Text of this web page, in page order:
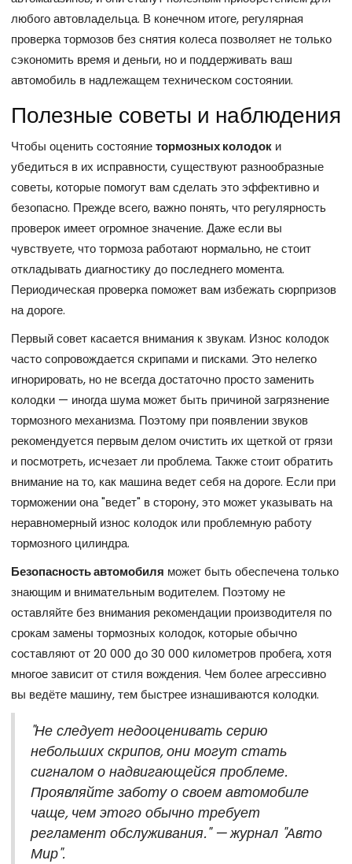
любого автовладельца. В конечном итоге, регулярная
проверка тормозов без снятия колеса позволяет не только
сэкономить время и деньги, но и поддерживать ваш
автомобиль в надлежащем техническом состоянии.
Полезные советы и наблюдения
Чтобы оценить состояниетормозных колодок и
убедиться в их исправности, существуют разнообразные
советы, которые помогут вам сделать это эффективно и
безопасно. Прежде всего, важно понять, что регулярность
проверок имеет огромное значение. Даже если вы
чувствуете, что тормоза работают нормально, не стоит
откладывать диагностику до последнего момента.
Периодическая проверка поможет вам избежать сюрпризов
на дороге.
Первый совет касается внимания к звукам. Износ колодок
часто сопровождается скрипами и писками. Это нелегко
игнорировать, но не всегда достаточно просто заменить
колодки — иногда шума может быть причиной загрязнение
тормозного механизма. Поэтому при появлении звуков
рекомендуется первым делом очистить их щеткой от грязи
и посмотреть, исчезает ли проблема. Также стоит обратить
внимание на то, как машина ведет себя на дороге. Если при
торможении она "ведет" в сторону, это может указывать на
неравномерный износ колодок или проблемную работу
тормозного цилиндра.
Безопасность автомобиля может быть обеспечена только
знающим и внимательным водителем. Поэтому не
оставляйте без внимания рекомендации производителя по
срокам замены тормозных колодок, которые обычно
составляют от 20 000 до 30 000 километров пробега, хотя
многое зависит от стиля вождения. Чем более агрессивно
вы ведёте машину, тем быстрее изнашиваются колодки.
"Не следует недооценивать серию
небольших скрипов, они могут стать
сигналом о надвигающейся проблеме.
Проявляйте заботу о своем автомобиле
чаще, чем этого обычно требует
регламент обслуживания." — журнал "Авто
Мир".